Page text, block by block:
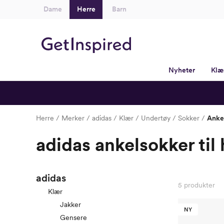
Dame Herre Barn
Nyheter
Herre Merker adidas Klær Undertøy Sokker
adidas ankelsokker til
adidas
Klær
Jakker
Gensere
5 produkter
NY